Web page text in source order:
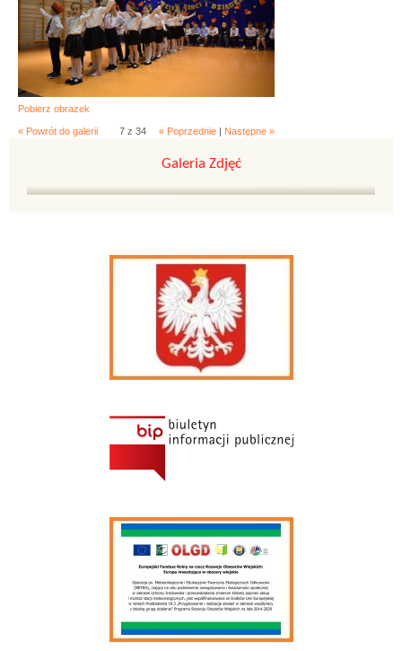
Pobierz obrazek
« Powrót do galerii 7 z 34 « Poprzednie| Następne »
Galeria Zdjęć